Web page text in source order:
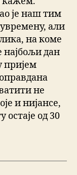
је наш тим
али
на коме
најбољи дан
пријем
не
и нијансе,
од 30